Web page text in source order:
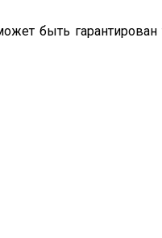
быть гарантирован